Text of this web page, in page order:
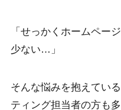
「せっかくホームペー
少ない…」
そんな悩みを抱えてい
ティング担当者の方も